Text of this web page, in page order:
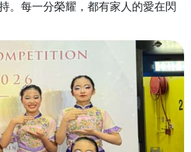
。每一分榮耀，都有家人的愛在閃